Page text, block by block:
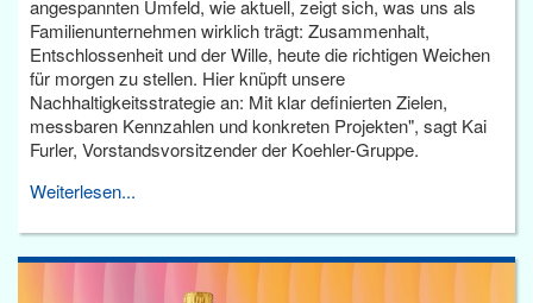
angespannten Umfeld, wie aktuell, zeigt sich, was uns als
Familienunternehmen wirklich trägt: Zusammenhalt,
Entschlossenheit und der Wille, heute die richtigen Weichen
für morgen zu stellen. Hier knüpft unsere
Nachhaltigkeitsstrategie an: Mit klar definierten Zielen,
messbaren Kennzahlen und konkreten Projekten", sagt Kai
Furler, Vorstandsvorsitzender der Koehler-Gruppe.
Weiterlesen...